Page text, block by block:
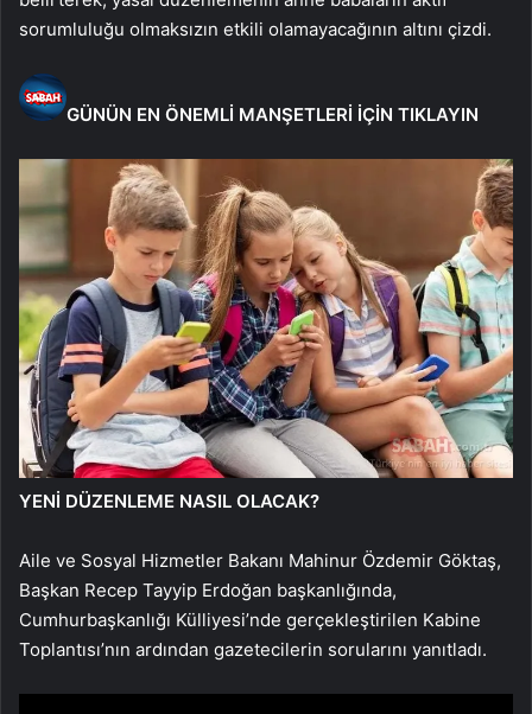
sorumluluğu olmaksızın etkili olamayacağının altını çizdi.
GÜNÜN EN ÖNEMLİ MANŞETLERİ İÇİN TIKLAYIN
YENİ DÜZENLEME NASIL OLACAK?
Aile ve Sosyal Hizmetler Bakanı Mahinur Özdemir Göktaş,
Başkan Recep Tayyip Erdoğan başkanlığında,
Cumhurbaşkanlığı Külliyesi’nde gerçekleştirilen Kabine
Toplantısı’nın ardından gazetecilerin sorularını yanıtladı.